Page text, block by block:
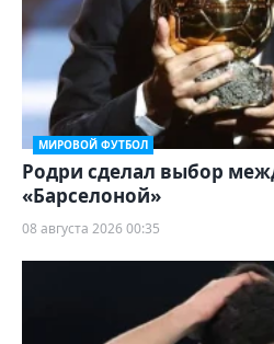
МИРОВОЙ ФУТБОЛ
Родри сделал выбор
«Барселоной»
08 августа 2026 00:35